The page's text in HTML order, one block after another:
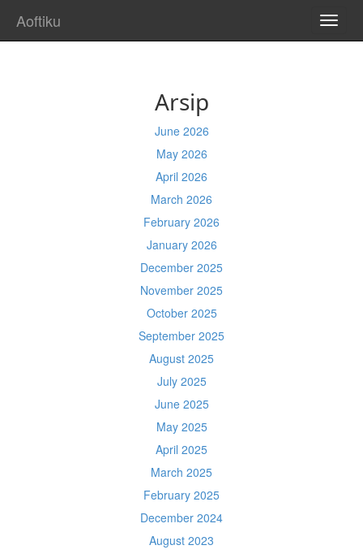
Aoftiku
Arsip
June 2026
May 2026
April 2026
March 2026
February 2026
January 2026
December 2025
November 2025
October 2025
September 2025
August 2025
July 2025
June 2025
May 2025
April 2025
March 2025
February 2025
December 2024
August 2023